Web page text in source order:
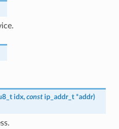
idx, const ip_addr_t *addr)